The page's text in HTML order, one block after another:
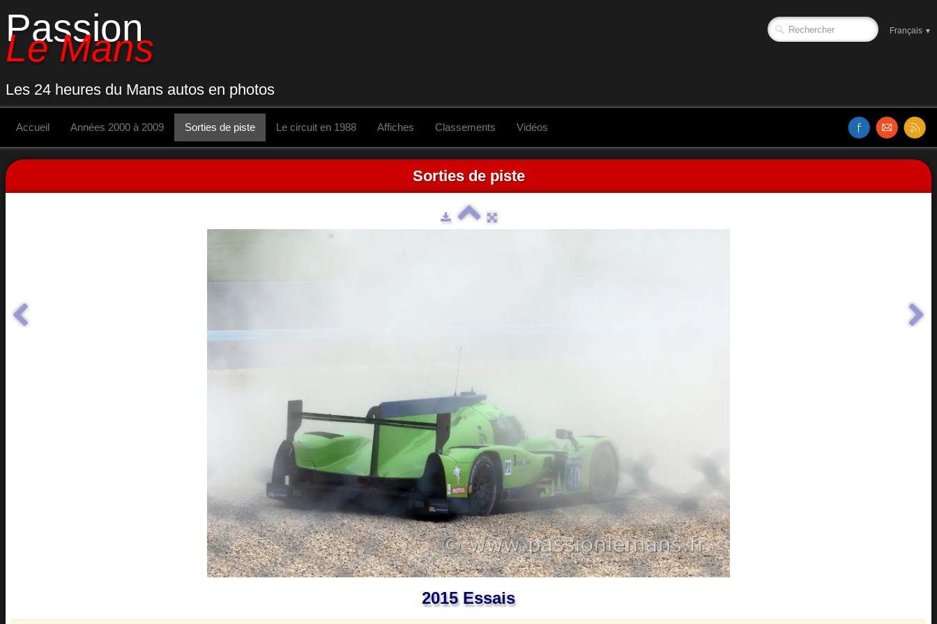
Passion
Le Mans
Les 24 heures du Mans autos en photos
Français ▼
Accueil Années 2000 à 2009 Sorties de piste Le circuit en 1988 Affiches Classements Vidéos
Sorties de piste
2015 Essais